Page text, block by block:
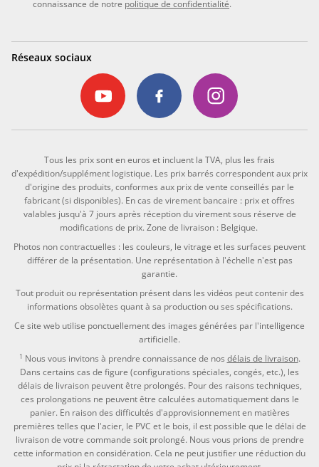
connaissance de notre politique de confidentialité.
Réseaux sociaux
Tous les prix sont en euros et incluent la TVA, plus les frais
d'expédition/supplément logistique. Les prix barrés correspondent aux prix
d'origine des produits, conformes aux prix de vente conseillés par le
fabricant (si disponibles). En cas de virement bancaire : prix et offres
valables jusqu'à 7 jours après réception du virement sous réserve de
modifications de prix. Zone de livraison : Belgique.
Photos non contractuelles : les couleurs, le vitrage et les surfaces peuvent
différer de la présentation. Une représentation à l'échelle n'est pas
garantie.
Tout produit ou représentation présent dans les vidéos peut contenir des
informations obsolètes quant à sa production ou ses spécifications.
Ce site web utilise ponctuellement des images générées par l'intelligence
artificielle.
1 Nous vous invitons à prendre connaissance de nos délais de livraison.
Dans certains cas de figure (configurations spéciales, congés, etc.), les
délais de livraison peuvent être prolongés. Pour des raisons techniques,
ces prolongations ne peuvent être calculées automatiquement dans le
panier. En raison des difficultés d'approvisionnement en matières
premières telles que l'acier, le PVC et le bois, il est possible que le délai de
livraison de votre commande soit prolongé. Nous vous prions de prendre
cette information en considération. Cela ne peut justifier une réduction du